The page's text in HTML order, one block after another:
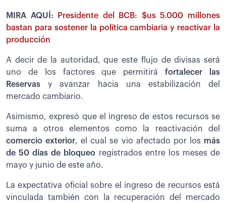
MIRA AQUÍ:
Presidente del BCB: $us 5.000 millones
bastan para sostener la política cambiaria y reactivar la
producción
A decir de la autoridad, que este flujo de divisas será
uno de los factores que permitirá fortalecer las
Reservasy avanzar hacia una estabilización del
mercado cambiario.
Asimismo, expresó que el ingreso de estos recursos se
suma a otros elementos como la reactivación del
comercio exterior, el cual se vio afectado por los más
de 50 días de bloqueo registrados entre los meses de
mayo y junio de este año.
La expectativa oficial sobre el ingreso de recursos está
vinculada también con la recuperación del mercado